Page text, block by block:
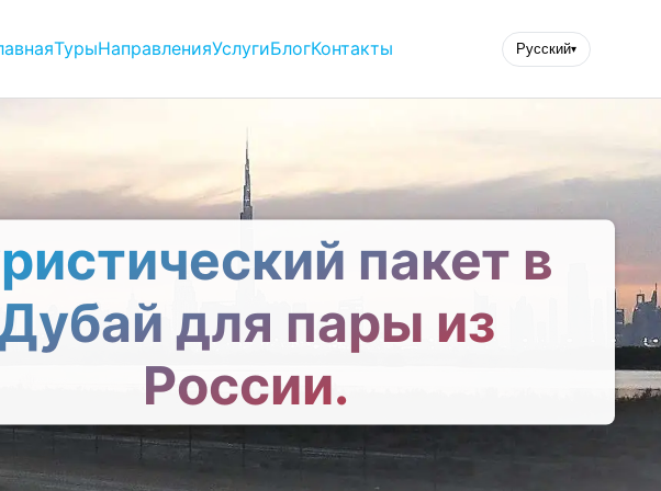
ТурыНаправленияУслугиБлогКонтакты Русский▾
пакет в
для пары из
России.